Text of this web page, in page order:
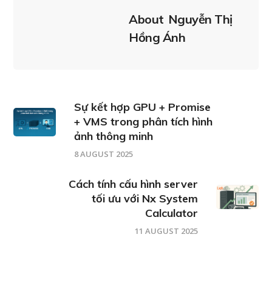
About Nguyễn Thị
Hồng Ánh
Sự kết hợp GPU + Promise
+ VMS trong phân tích hình
ảnh thông minh
8 AUGUST 2025
Cách tính cấu hình server
tối ưu với Nx System
Calculator
11 AUGUST 2025